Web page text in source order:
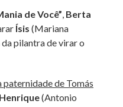
de Você”, Berta
Ísis (Mariana
pilantra de virar o
paternidade de Tomás
Henrique(Antonio